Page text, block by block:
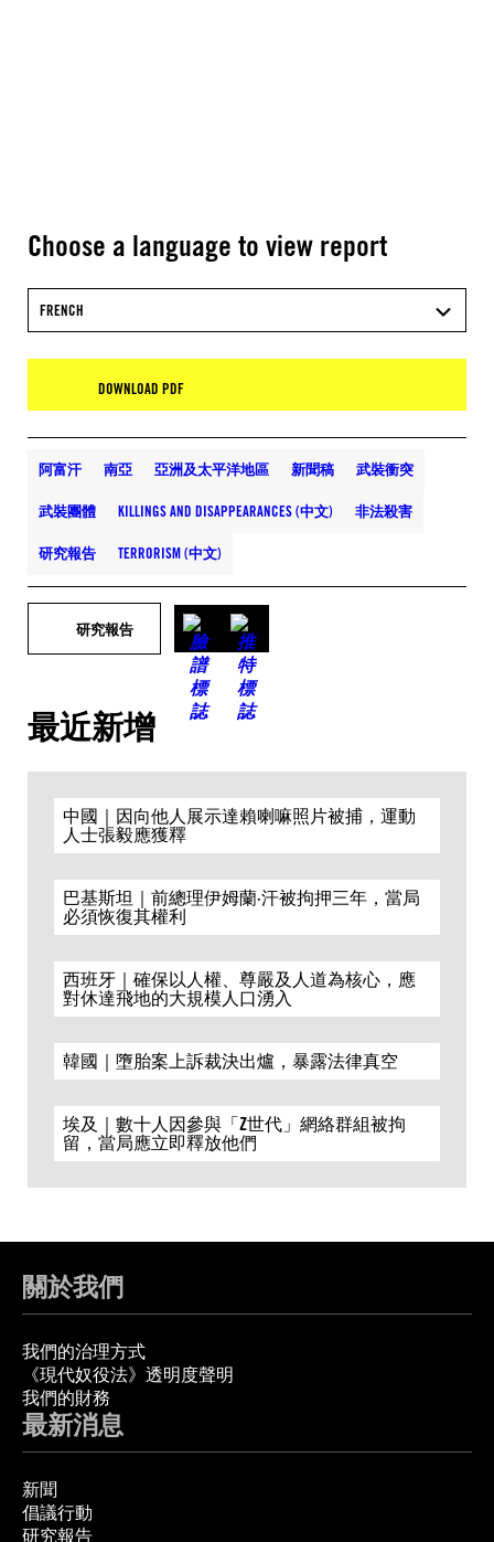
Choose a language to view report
FRENCH
DOWNLOAD PDF
阿富汗 南亞 亞洲及太平洋地區 新聞稿 武裝衝突
武裝團體 KILLINGS AND DISAPPEARANCES (中文) 非法殺害
研究報告 TERRORISM (中文)
研究報告
最近新增
中國｜因向他人展示達賴喇嘛照片被捕，運動
人士張毅應獲釋
巴基斯坦｜前總理伊姆蘭·汗被拘押三年，當局
必須恢復其權利
西班牙｜確保以人權、尊嚴及人道為核心，應
對休達飛地的大規模人口湧入
韓國｜墮胎案上訴裁決出爐，暴露法律真空
埃及｜數十人因參與「Z世代」網絡群組被拘
留，當局應立即釋放他們
關於我們
我們的治理方式
《現代奴役法》透明度聲明
我們的財務
最新消息
新聞
倡議行動
研究報告